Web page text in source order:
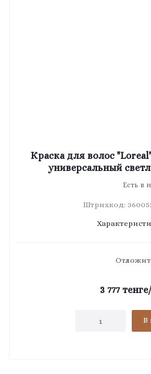
Краска для волос
универсальный
Есть в
Штрихкод:
3 777тенге
В